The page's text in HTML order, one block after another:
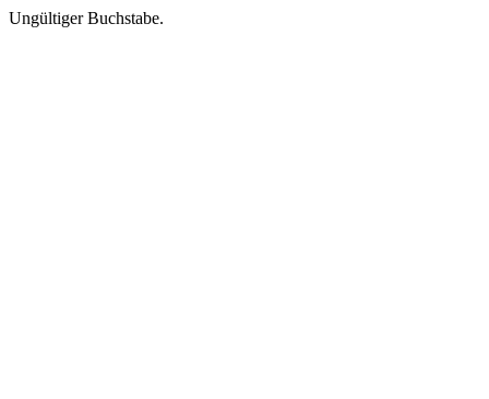
Ungültiger Buchstabe.